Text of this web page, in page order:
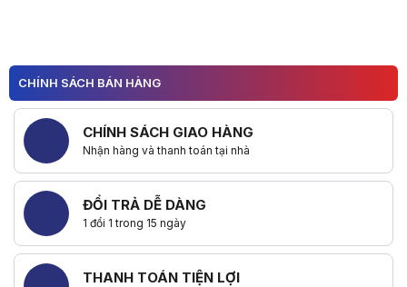
CHÍNH SÁCH BÁN HÀNG
CHÍNH SÁCH GIAO HÀNG
Nhận hàng và thanh toán tại nhà
ĐỔI TRẢ DỄ DÀNG
1 đổi 1 trong 15 ngày
THANH TOÁN TIỆN LỢI